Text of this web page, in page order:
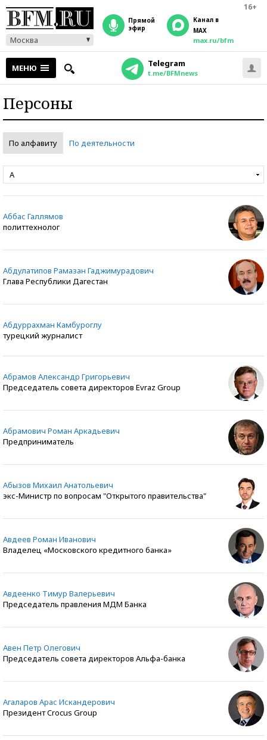
16+
Москва
прямой
эфир
Канал в
MAX
max.ru/bfm
МЕНЮ Telegram
t.me/BFMnews
Персоны
По алфавиту По деятельности
А
Аббас Галлямов
политтехнолог
Абдулатипов Рамазан Гаджимурадович
Глава Республики Дагестан
Абдуррахман Камбуроглу
турецкий журналист
Абрамов Александр Григорьевич
Председатель совета директоров Evraz Group
Абрамович Роман Аркадьевич
Предприниматель
Абызов Михаил Анатольевич
экс-Министр по вопросам "Открытого правительства"
Авдеев Роман Иванович
Владелец «Московского кредитного банка»
Авдеенко Тимур Валерьевич
Председатель правления МДМ Банка
Авен Петр Олегович
Председатель совета директоров Альфа-банка
Агаларов Арас Искандерович
Президент Crocus Group